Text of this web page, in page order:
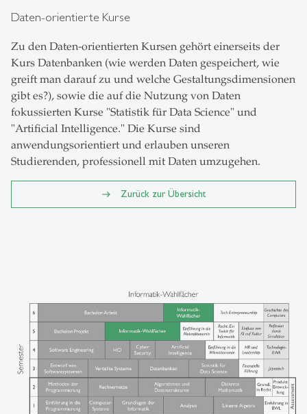
Daten-orientierte Kurse
Zu den Daten-orientierten Kursen gehört einerseits der
Kurs Datenbanken (wie werden Daten gespeichert, wie
greift man darauf zu und welche Gestaltungsdimensionen
gibt es?), sowie die auf die Nutzung von Daten
fokussierten Kurse "Statistik für Data Science" und
"Artificial Intelligence." Die Kurse sind
anwendungsorientiert und erlauben unseren
Studierenden, professionell mit Daten umzugehen.
Zurück zur Übersicht